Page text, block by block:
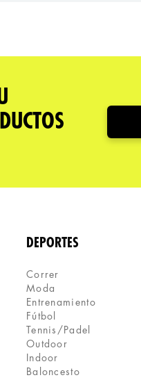
DEPORTES
Correr
Moda
Entrenamiento
Fútbol
Tennis/Padel
Outdoor
Indoor
Baloncesto